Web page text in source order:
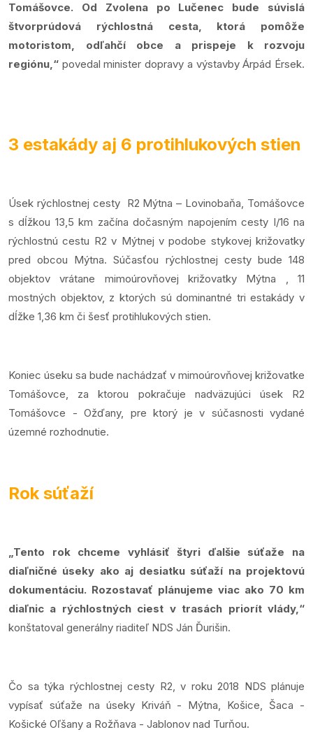
Tomášovce. Od Zvolena po Lučenec bude súvislá
štvorprúdová rýchlostná cesta, ktorá pomôže
motoristom, odľahčí obce a prispeje k rozvoju
regiónu,“ povedal minister dopravy a výstavby Árpád Érsek.
3 estakády aj 6 protihlukových stien
Úsek rýchlostnej cesty R2 Mýtna – Lovinobaňa, Tomášovce
s dĺžkou 13,5 km začína dočasným napojením cesty I/16 na
rýchlostnú cestu R2 v Mýtnej v podobe stykovej križovatky
pred obcou Mýtna. Súčasťou rýchlostnej cesty bude 148
objektov vrátane mimoúrovňovej križovatky Mýtna , 11
mostných objektov, z ktorých sú dominantné tri estakády v
dĺžke 1,36 km či šesť protihlukových stien.
Koniec úseku sa bude nachádzať v mimoúrovňovej križovatke
Tomášovce, za ktorou pokračuje nadväzujúci úsek R2
Tomášovce - Ožďany, pre ktorý je v súčasnosti vydané
územné rozhodnutie.
Rok súťaží
„Tento rok chceme vyhlásiť štyri ďalšie súťaže na
diaľničné úseky ako aj desiatku súťaží na projektovú
dokumentáciu. Rozostavať plánujeme viac ako 70 km
diaľnic a rýchlostných ciest v trasách priorít vlády,“
konštatoval generálny riaditeľ NDS Ján Ďurišin.
Čo sa týka rýchlostnej cesty R2, v roku 2018 NDS plánuje
vypísať súťaže na úseky Kriváň - Mýtna, Košice, Šaca -
Košické Oľšany a Rožňava - Jablonov nad Turňou.